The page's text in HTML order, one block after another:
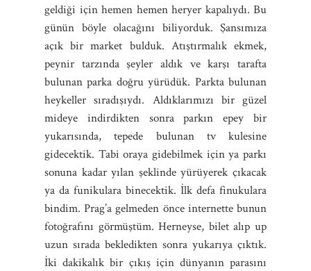
geldiği için hemen hemen heryer kapalıydı. Bu
günün böyle olacağını biliyorduk. Şansımıza
açık bir market bulduk. Atıştırmalık ekmek,
peynir tarzında şeyler aldık ve karşı tarafta
bulunan parka doğru yürüdük. Parkta bulunan
heykeller sıradışıydı. Aldıklarımızı bir güzel
mideye indirdikten sonra parkın epey bir
yukarısında, tepede bulunan tv kulesine
gidecektik. Tabi oraya gidebilmek için ya parkı
sonuna kadar yılan şeklinde yürüyerek çıkacak
ya da funikulara binecektik. İlk defa finukulara
bindim. Prag’a gelmeden önce internette bunun
fotoğrafını görmüştüm. Herneyse, bilet alıp up
uzun sırada bekledikten sonra yukarıya çıktık.
İki dakikalık bir çıkış için dünyanın parasını